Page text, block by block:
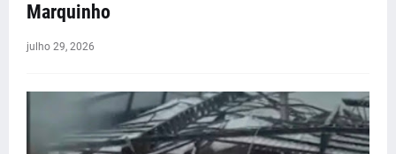
Marquinho
julho 29, 2026